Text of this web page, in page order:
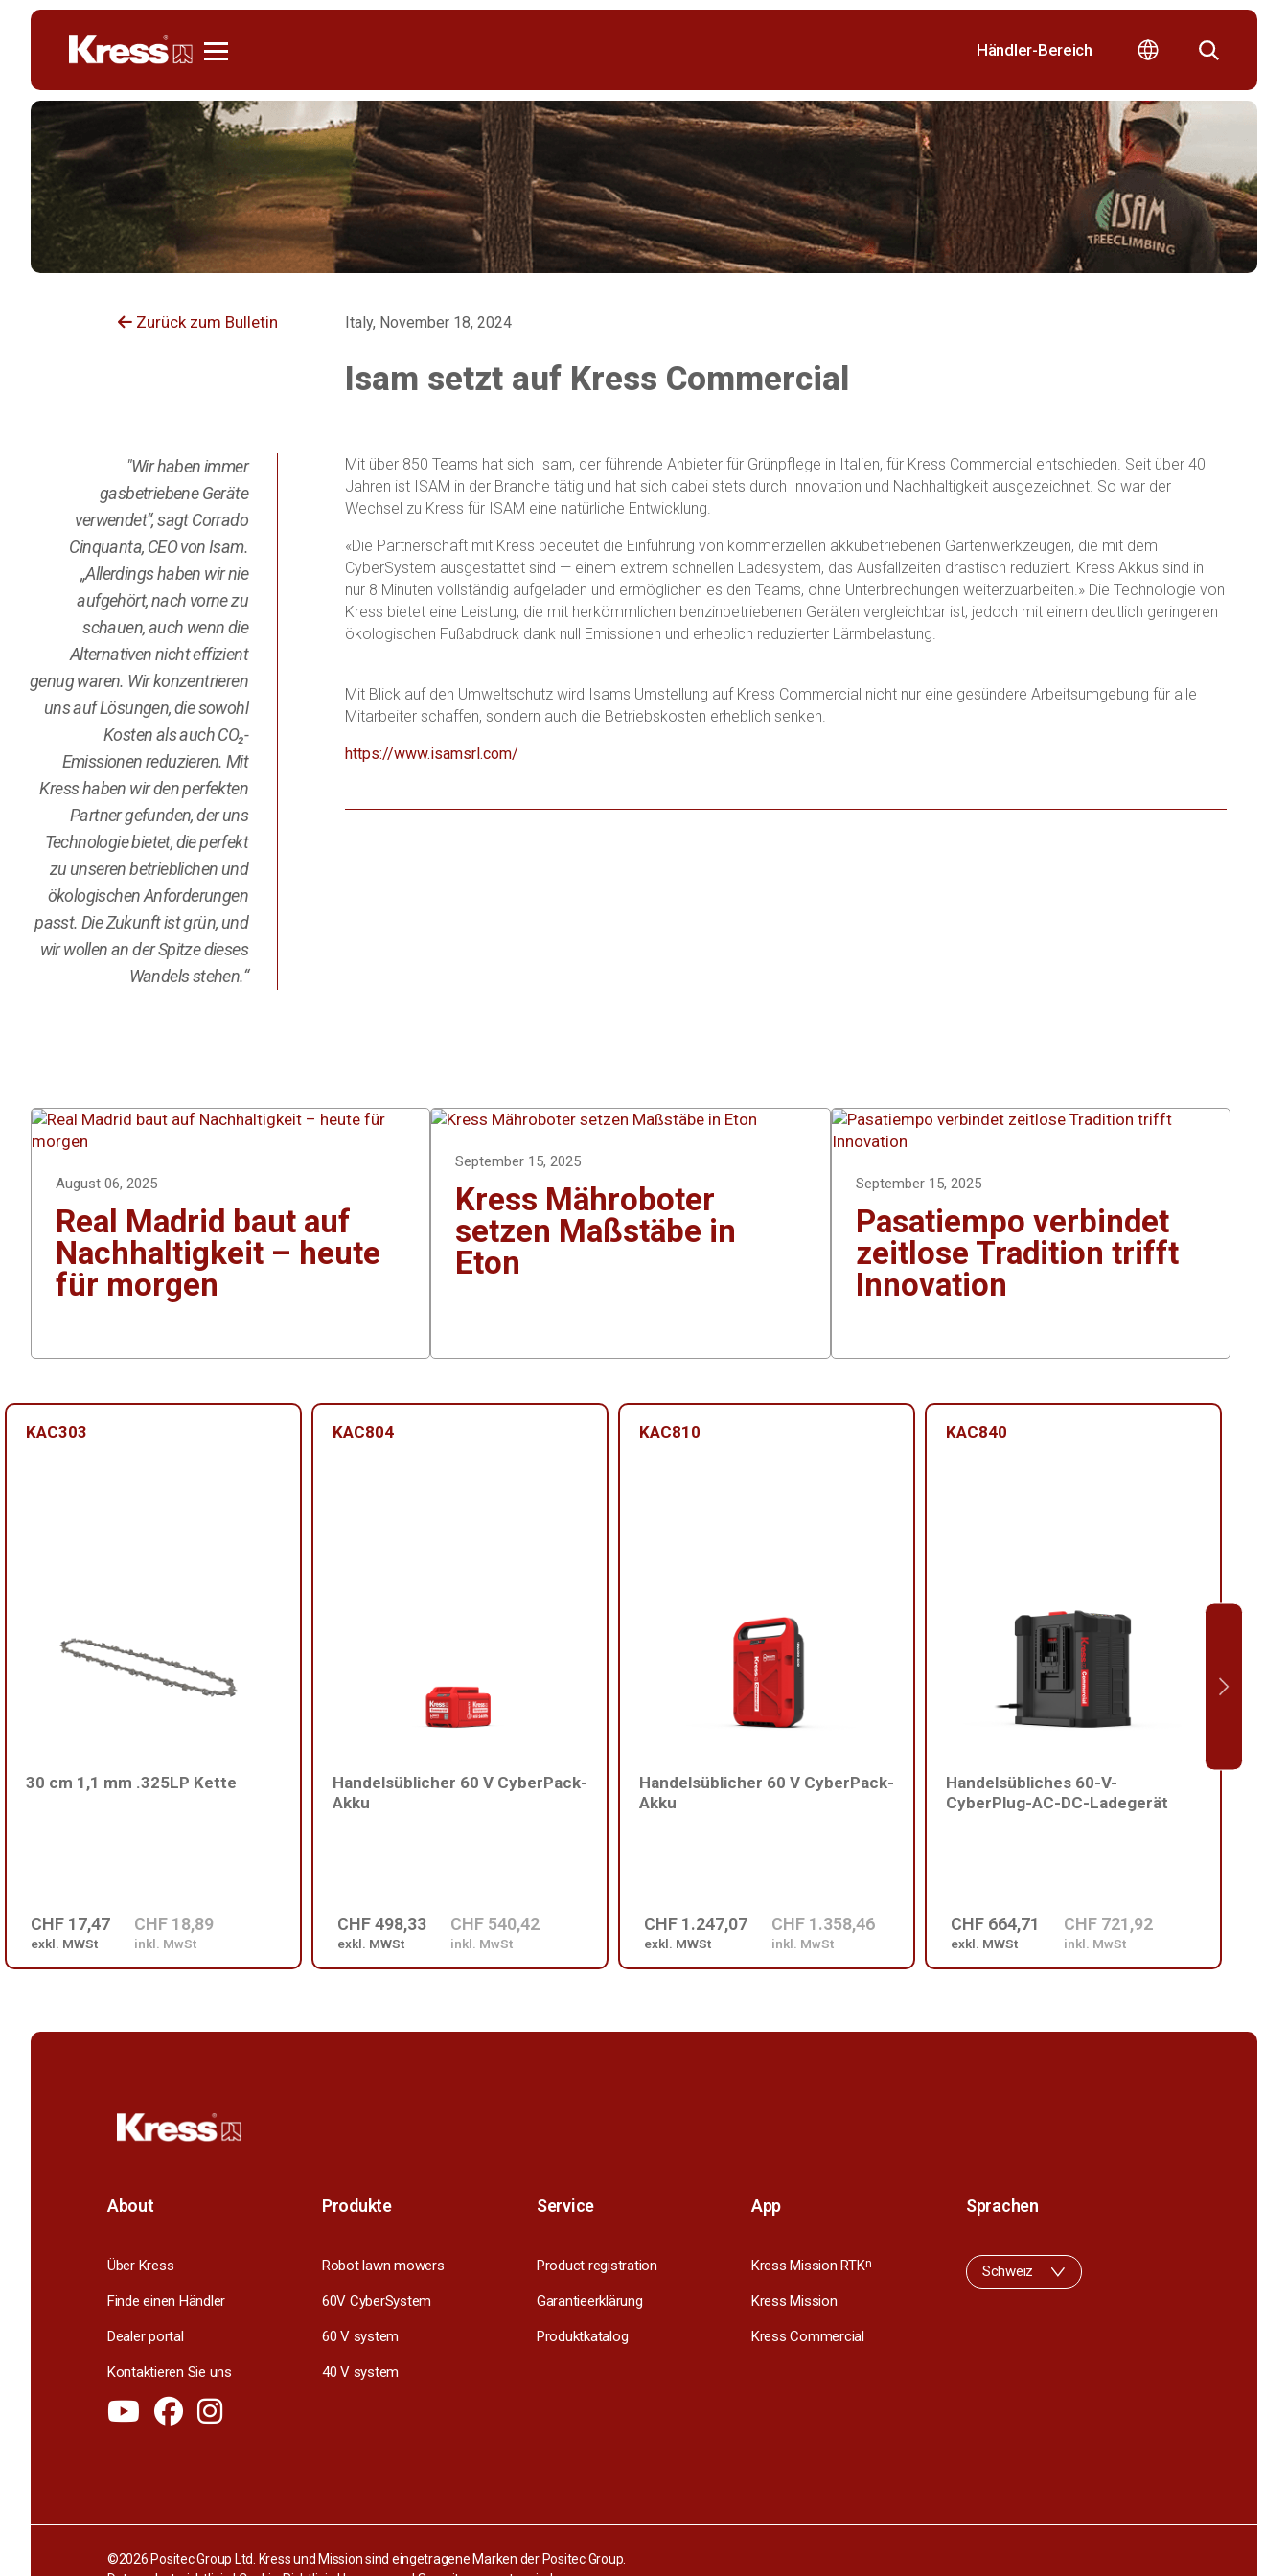
Händler-Bereich
Zurück zum Bulletin Italy, November 18, 2024
Isam setzt auf Kress Commercial
"Wir haben immer
gasbetriebene Geräte
verwendet“, sagt Corrado
Cinquanta, CEO von Isam.
„Allerdings haben wir nie
aufgehört, nach vorne zu
schauen, auch wenn die
Alternativen nicht effizient
genug waren. Wir konzentrieren
uns auf Lösungen, die sowohl
Kosten als auch CO₂-
Emissionen reduzieren. Mit
Kress haben wir den perfekten
Partner gefunden, der uns
Technologie bietet, die perfekt
zu unseren betrieblichen und
ökologischen Anforderungen
passt. Die Zukunft ist grün, und
wir wollen an der Spitze dieses
Wandels stehen.“
Mit über 850 Teams hat sich Isam, der führende Anbieter für Grünpflege in Italien, für Kress Commercial entschieden. Seit über 40
Jahren ist ISAM in der Branche tätig und hat sich dabei stets durch Innovation und Nachhaltigkeit ausgezeichnet. So war der
Wechsel zu Kress für ISAM eine natürliche Entwicklung.
«Die Partnerschaft mit Kress bedeutet die Einführung von kommerziellen akkubetriebenen Gartenwerkzeugen, die mit dem
CyberSystem ausgestattet sind — einem extrem schnellen Ladesystem, das Ausfallzeiten drastisch reduziert. Kress Akkus sind in
nur 8 Minuten vollständig aufgeladen und ermöglichen es den Teams, ohne Unterbrechungen weiterzuarbeiten.» Die Technologie von
Kress bietet eine Leistung, die mit herkömmlichen benzinbetriebenen Geräten vergleichbar ist, jedoch mit einem deutlich geringeren
ökologischen Fußabdruck dank null Emissionen und erheblich reduzierter Lärmbelastung.
Mit Blick auf den Umweltschutz wird Isams Umstellung auf Kress Commercial nicht nur eine gesündere Arbeitsumgebung für alle
Mitarbeiter schaffen, sondern auch die Betriebskosten erheblich senken.
https://www.isamsrl.com/
August 06, 2025
Real Madrid baut auf
Nachhaltigkeit – heute
für morgen
September 15, 2025
Kress Mähroboter
setzen Maßstäbe in
Eton
September 15, 2025
Pasatiempo verbindet
zeitlose Tradition trifft
Innovation
KAC303
30 cm 1,1 mm .325LP Kette
CHF 17,47
exkl. MWSt
CHF 18,89
inkl. MwSt
KAC804
Handelsüblicher 60 V CyberPack-
Akku
CHF 498,33
exkl. MWSt
CHF 540,42
inkl. MwSt
KAC810
Handelsüblicher 60 V CyberPack-
Akku
CHF 1.247,07
exkl. MWSt
CHF 1.358,46
inkl. MwSt
KAC840
Handelsübliches 60-V-
CyberPlug-AC-DC-Ladegerät
CHF 664,71
exkl. MWSt
CHF 721,92
inkl. MwSt
About
Über Kress
Finde einen Händler
Dealer portal
Kontaktieren Sie uns
Produkte
Robot lawn mowers
60V CyberSystem
60 V system
40 V system
Service
Product registration
Garantieerklärung
Produktkatalog
App
Kress Mission RTKn
Kress Mission
Kress Commercial
Sprachen
Schweiz
©2026 Positec Group Ltd. Kress und Mission sind eingetragene Marken der Positec Group.